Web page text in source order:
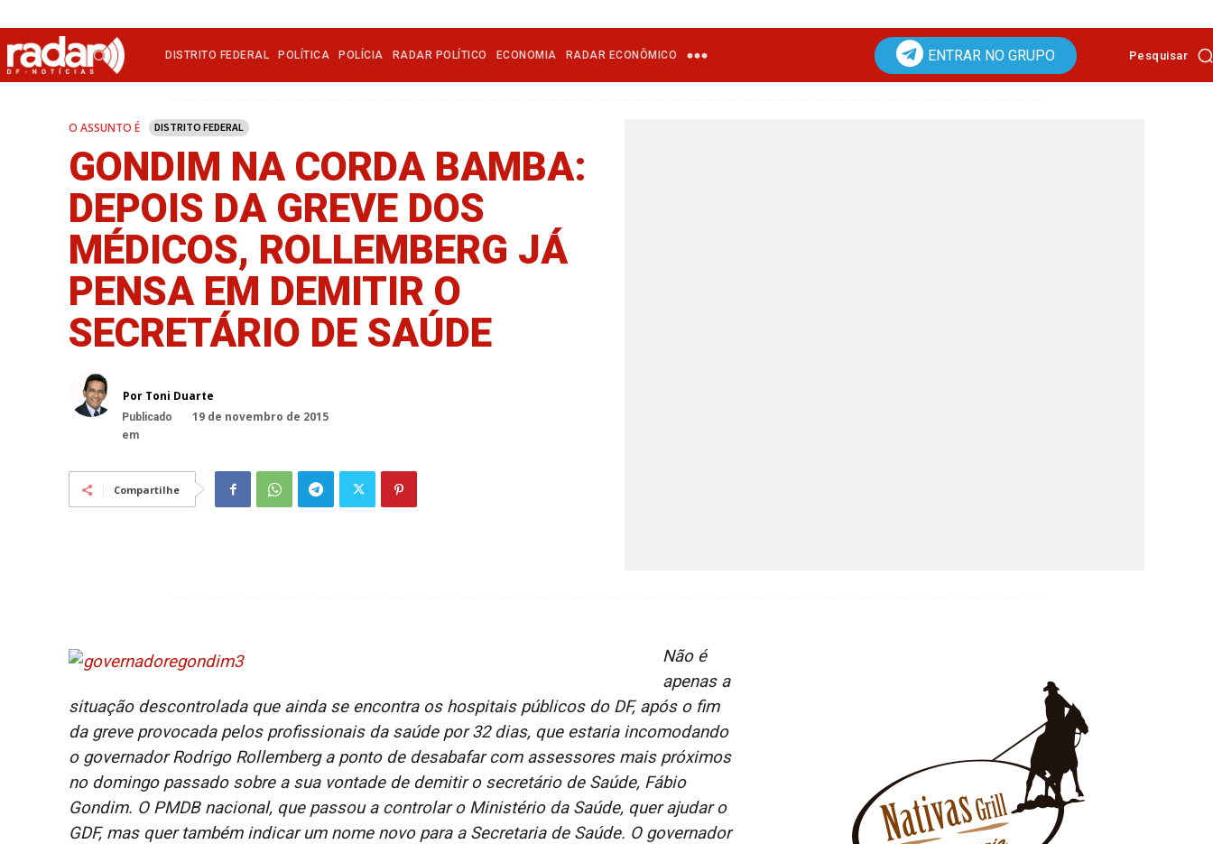
DISTRITO FEDERAL POLÍTICA POLÍCIA RADAR POLÍTICO ECONOMIA RADAR ECONÔMICO ENTRAR NO GRUPO Pesquisar
O ASSUNTO É DISTRITO FEDERAL
GONDIM NA CORDA BAMBA:
DEPOIS DA GREVE DOS
MÉDICOS, ROLLEMBERG JÁ
PENSA EM DEMITIR O
SECRETÁRIO DE SAÚDE
Por Toni Duarte
Publicado
em
19 de novembro de 2015
Compartilhe
Não é
apenas a
situação descontrolada que ainda se encontra os hospitais públicos do DF, após o fim
da greve provocada pelos profissionais da saúde por 32 dias, que estaria incomodando
o governador Rodrigo Rollemberg a ponto de desabafar com assessores mais próximos
no domingo passado sobre a sua vontade de demitir o secretário de Saúde, Fábio
Gondim. O PMDB nacional, que passou a controlar o Ministério da Saúde, quer ajudar o
GDF, mas quer também indicar um nome novo para a Secretaria de Saúde. O governador